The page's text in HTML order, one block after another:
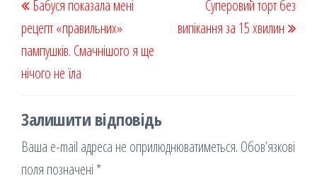
k on ис
записів
записБабуся показала мені
рецепт «правильних»
пампушків. Смачнішого я ще
нічого не їла
Суперовий торт без
випікання за 15 хвилин
Залишити відповідь
Ваша e-mail адреса не оприлюднюватиметься. Обов’язкові
поля позначені *